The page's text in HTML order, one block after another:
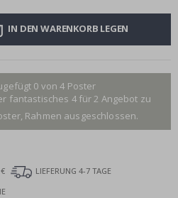
IN DEN WARENKORB LEGEN
0 von 4 Poster
fantastisches 4 für 2 Angebot zu
Rahmen ausgeschlossen.
LIEFERUNG 4-7 TAGE